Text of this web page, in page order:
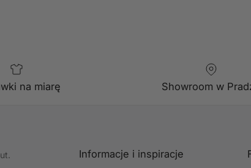
na miarę Showroom w
Informacje i inspiracje